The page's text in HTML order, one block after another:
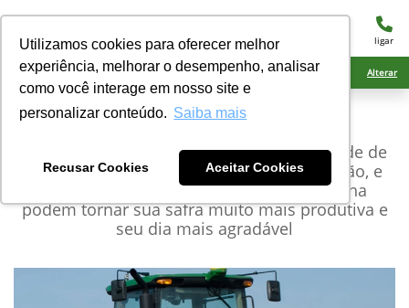
Utilizamos cookies para oferecer melhor
experiência, melhorar o desempenho, analisar
como você interage em nosso site e
personalizar conteúdo. Saiba mais
Recusar Cookies Aceitar Cookies
menu ligar
Ciarama Máquinas Nova Andradina Alterar
John DeereSérie 7J
As duas opções de transmissão, a variedade de
pneus, as opções de agricultura de precisão, e
toda a tecnologia presente nesta máquina
podem tornar sua safra muito mais produtiva e
seu dia mais agradável